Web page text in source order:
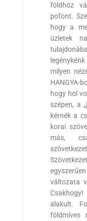
földhöz
pofont.
hogy a
üzletek
milyen
HANGYA-
hogy hol
szépen, a
kérnék a
korai
más,
változata
alakult.
földmíves